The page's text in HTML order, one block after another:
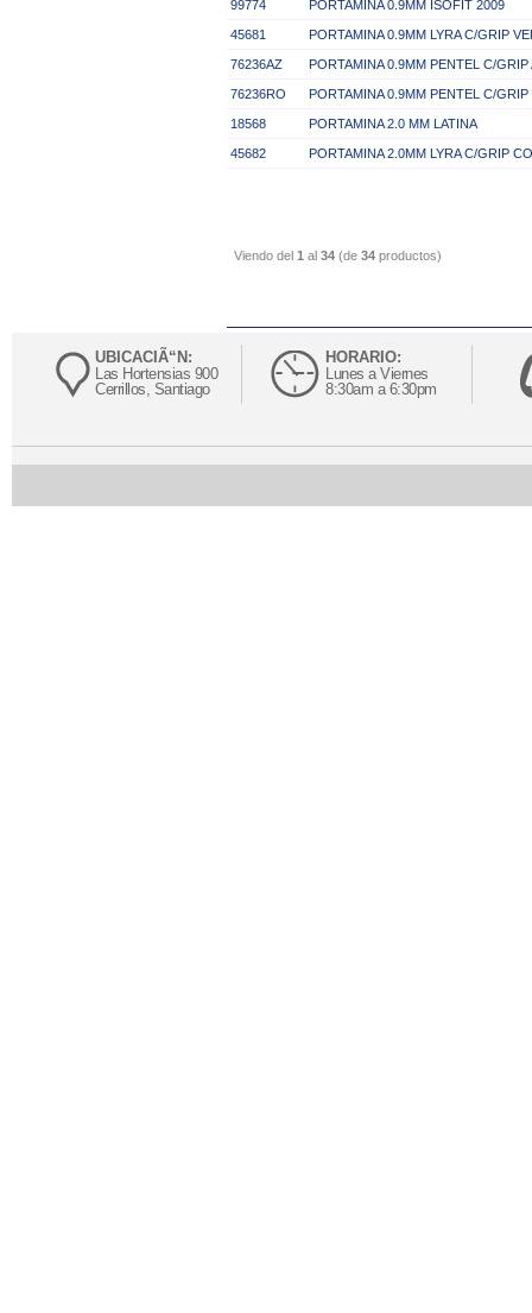
99774 PORTAMINA 0.9MM ISOFIT 2009
45681 PORTAMINA 0.9MM LYRA C/GRIP
76236AZ PORTAMINA 0.9MM PENTEL C/GRIP
76236RO PORTAMINA 0.9MM PENTEL C/
18568 PORTAMINA 2.0 MM LATINA
45682 PORTAMINA 2.0MM LYRA C/GRIP
Viendo del 1 al 34 (de 34 productos)
UBICACIÃ“N:
Las Hortensias 900
Cerrillos, Santiago
HORARIO:
Lunes a Viernes
8:30am a 6:30pm